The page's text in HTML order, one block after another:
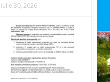
iulie 30, 2026